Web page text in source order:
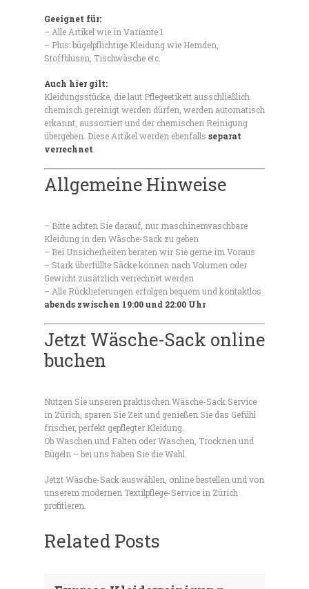
Geeignet für:
– Alle Artikel wie in Variante 1
– Plus: bügelpflichtige Kleidung wie Hemden,
Stoffblusen, Tischwäsche etc.
Auch hier gilt:
Kleidungsstücke, die laut Pflegeetikett ausschließlich
chemisch gereinigt werden dürfen, werden automatisch
erkannt, aussortiert und der chemischen Reinigung
übergeben. Diese Artikel werden ebenfalls separat
verrechnet.
Allgemeine Hinweise
– Bitte achten Sie darauf, nur maschinenwaschbare
Kleidung in den Wäsche-Sack zu geben
– Bei Unsicherheiten beraten wir Sie gerne im Voraus
– Stark überfüllte Säcke können nach Volumen oder
Gewicht zusätzlich verrechnet werden
– Alle Rücklieferungen erfolgen bequem und kontaktlos
abends zwischen 19:00 und 22:00 Uhr
Jetzt Wäsche-Sack online
buchen
Nutzen Sie unseren praktischen Wäsche-Sack Service
in Zürich, sparen Sie Zeit und genießen Sie das Gefühl
frischer, perfekt gepflegter Kleidung.
Ob Waschen und Falten oder Waschen, Trocknen und
Bügeln – bei uns haben Sie die Wahl.
Jetzt Wäsche-Sack auswählen, online bestellen und von
unserem modernen Textilpflege-Service in Zürich
profitieren.
Related Posts